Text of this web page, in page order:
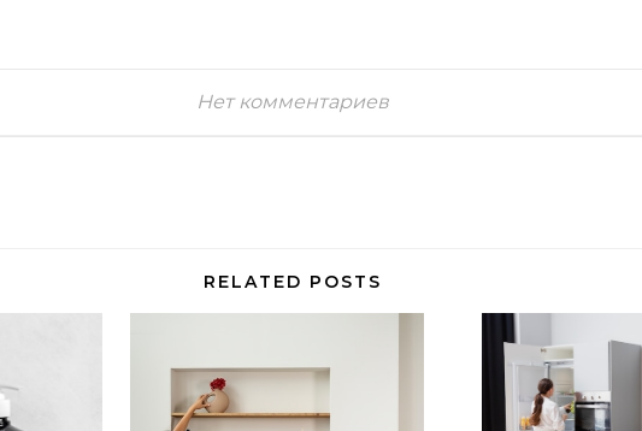
Нет комментариев
RELATED POSTS